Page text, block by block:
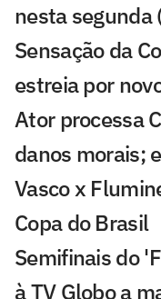
nesta segunda
Sensação da
estreia por
Ator processa
danos morais;
Vasco x
Copa do Brasil
Semifinais do
à TV Globo a